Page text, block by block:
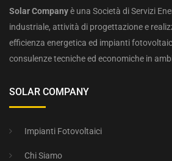
Solar Companyè una Società di Servizi
industriale, attività di progettazione e
efficienza energetica ed impianti
consulenze tecniche ed economiche in
SOLAR COMPANY
Impianti Fotovoltaici
Chi Siamo